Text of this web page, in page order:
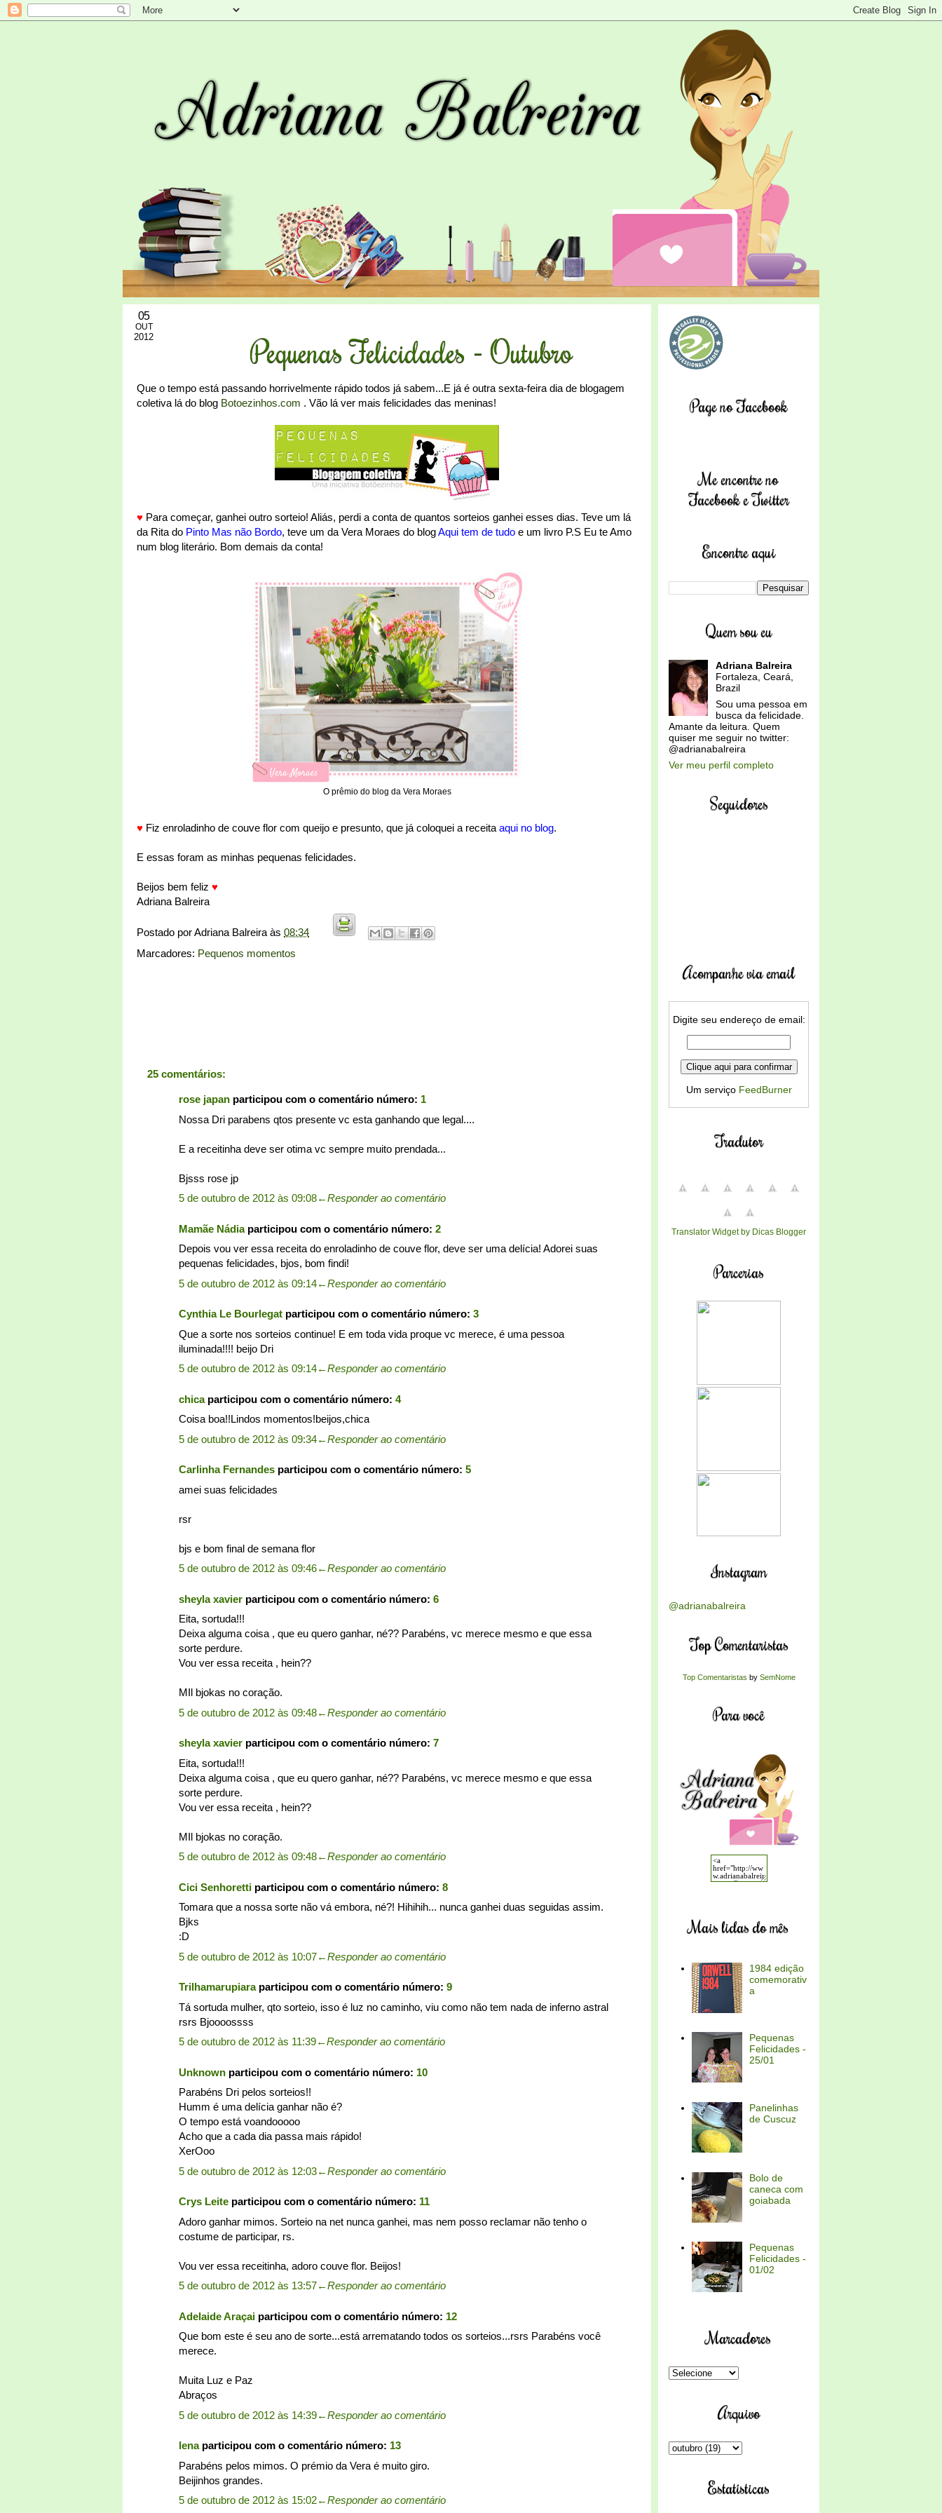
05
OUT
2012 Pequenas Felicidades - Outubro
Que o tempo está passando horrivelmente rápido todos já sabem...E já é outra sexta-feira dia de blogagem
coletiva lá do blog Botoezinhos.com . Vão lá ver mais felicidades das meninas!
♥ Para começar, ganhei outro sorteio! Aliás, perdi a conta de quantos sorteios ganhei esses dias. Teve um lá
da Rita do Pinto Mas não Bordo, teve um da Vera Moraes do blogAqui tem de tudo e um livro P.S Eu te Amo
num blog literário. Bom demais da conta!
O prêmio do blog da Vera Moraes
♥ Fiz enroladinho de couve flor com queijo e presunto, que já coloquei a receita aqui no blog.
E essas foram as minhas pequenas felicidades.
Beijos bem feliz ♥
Adriana Balreira
Postado porAdriana Balreira às 08:34
Marcadores: Pequenos momentos
25 comentários:
rose japan participou com o comentário número: 1
Nossa Dri parabens qtos presente vc esta ganhando que legal....
E a receitinha deve ser otima vc sempre muito prendada...
Bjsss rose jp
5 de outubro de 2012 às 09:08←Responder ao comentário
Mamãe Nádiaparticipou com o comentário número: 2
Depois vou ver essa receita do enroladinho de couve flor, deve ser uma delícia! Adorei suas
pequenas felicidades, bjos, bom findi!
5 de outubro de 2012 às 09:14←Responder ao comentário
Cynthia Le Bourlegat participou com o comentário número: 3
Que a sorte nos sorteios continue! E em toda vida proque vc merece, é uma pessoa
iluminada!!!! beijo Dri
5 de outubro de 2012 às 09:14←Responder ao comentário
chicaparticipou com o comentário número: 4
Coisa boa!!Lindos momentos!beijos,chica
5 de outubro de 2012 às 09:34←Responder ao comentário
Carlinha Fernandes participou com o comentário número: 5
amei suas felicidades
rsr
bjs e bom final de semana flor
5 de outubro de 2012 às 09:46←Responder ao comentário
sheyla xavier participou com o comentário número: 6
Eita, sortuda!!!
Deixa alguma coisa , que eu quero ganhar, né?? Parabéns, vc merece mesmo e que essa
sorte perdure.
Vou ver essa receita , hein??
MIl bjokas no coração.
5 de outubro de 2012 às 09:48←Responder ao comentário
sheyla xavier participou com o comentário número: 7
Eita, sortuda!!!
Deixa alguma coisa , que eu quero ganhar, né?? Parabéns, vc merece mesmo e que essa
sorte perdure.
Vou ver essa receita , hein??
MIl bjokas no coração.
5 de outubro de 2012 às 09:48←Responder ao comentário
Cici Senhoretti participou com o comentário número: 8
Tomara que a nossa sorte não vá embora, né?! Hihihih... nunca ganhei duas seguidas assim.
Bjks
:D
5 de outubro de 2012 às 10:07←Responder ao comentário
Trilhamarupiaraparticipou com o comentário número: 9
Tá sortuda mulher, qto sorteio, isso é luz no caminho, viu como não tem nada de inferno astral
rsrs Bjoooossss
5 de outubro de 2012 às 11:39←Responder ao comentário
Unknown participou com o comentário número: 10
Parabéns Dri pelos sorteios!!
Humm é uma delícia ganhar não é?
O tempo está voandooooo
Acho que a cada dia passa mais rápido!
XerOoo
5 de outubro de 2012 às 12:03←Responder ao comentário
Crys Leite participou com o comentário número: 11
Adoro ganhar mimos. Sorteio na net nunca ganhei, mas nem posso reclamar não tenho o
costume de participar, rs.
Vou ver essa receitinha, adoro couve flor. Beijos!
5 de outubro de 2012 às 13:57←Responder ao comentário
Adelaide Araçai participou com o comentário número: 12
Que bom este é seu ano de sorte...está arrematando todos os sorteios...rsrs Parabéns você
merece.
Muita Luz e Paz
Abraços
5 de outubro de 2012 às 14:39←Responder ao comentário
lenaparticipou com o comentário número: 13
Parabéns pelos mimos. O prémio da Vera é muito giro.
Beijinhos grandes.
5 de outubro de 2012 às 15:02←Responder ao comentário
Page no Facebook
Me encontre no
Facebook e Twitter
Encontre aqui
Quem sou eu
Adriana Balreira
Fortaleza, Ceará,
Brazil
Sou uma pessoa em
busca da felicidade.
Amante da leitura. Quem
quiser me seguir no twitter:
@adrianabalreira
Ver meu perfil completo
Seguidores
Acompanhe via email
Digite seu endereço de email:
Um serviço FeedBurner
Tradutor
Translator Widget by Dicas Blogger
Parcerias
Instagram
@adrianabalreira
Top Comentaristas
Top Comentaristas by SemNome
Para você
Mais lidas do mês
1984 edição
comemorativ
a
Pequenas
Felicidades -
25/01
Panelinhas
de Cuscuz
Bolo de
caneca com
goiabada
Pequenas
Felicidades -
01/02
Marcadores
Arquivo
Estatísticas